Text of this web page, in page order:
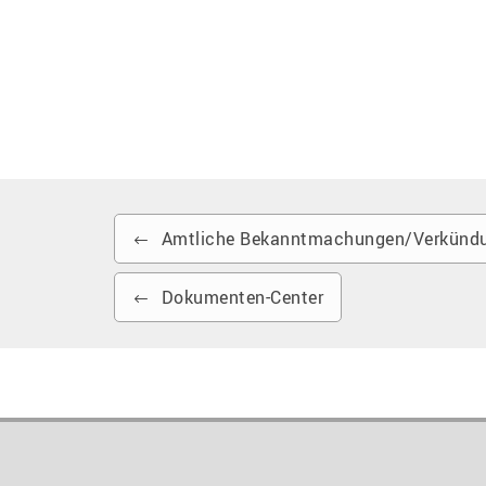
Amtliche Bekanntmachungen/
Dokumenten-Center